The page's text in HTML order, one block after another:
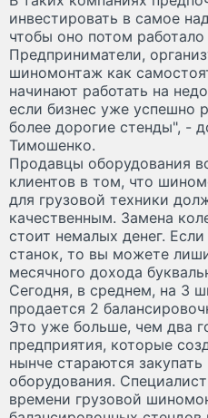
инвестировать в самое
чтобы оно потом
Предприниматели,
шиномонтаж как
начинают работать на
если бизнес уже успешно
более дорогие стенды", -
Тимошенко.
Продавцы оборудования
клиентов в том, что
для грузовой техники
качественным. Замена
стоит немалых денег.
станок, то вы можете
месячного дохода
Сегодня, в среднем, на 3
продается 2
Это уже больше, чем два
предприятия, которые
нынче стараются
оборудования.
времени грузовой